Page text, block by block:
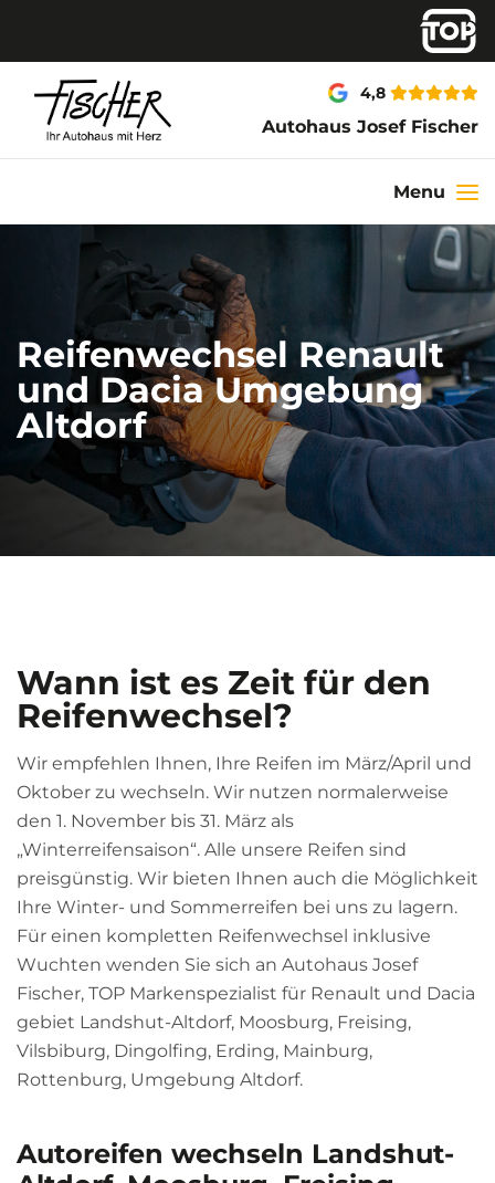
4,8
Autohaus Josef Fischer
Menu
Reifenwechsel Renault
und Dacia Umgebung
Altdorf
Wann ist es Zeit für den
Reifenwechsel?
Wir empfehlen Ihnen, Ihre Reifen im März/April und
Oktober zu wechseln. Wir nutzen normalerweise
den 1. November bis 31. März als
„Winterreifensaison“. Alle unsere Reifen sind
preisgünstig. Wir bieten Ihnen auch die Möglichkeit
Ihre Winter- und Sommerreifen bei uns zu lagern.
Für einen kompletten Reifenwechsel inklusive
Wuchten wenden Sie sich an Autohaus Josef
Fischer, TOP Markenspezialist für Renault und Dacia
gebiet Landshut-Altdorf, Moosburg, Freising,
Vilsbiburg, Dingolfing, Erding, Mainburg,
Rottenburg, Umgebung Altdorf.
Autoreifen wechseln Landshut-